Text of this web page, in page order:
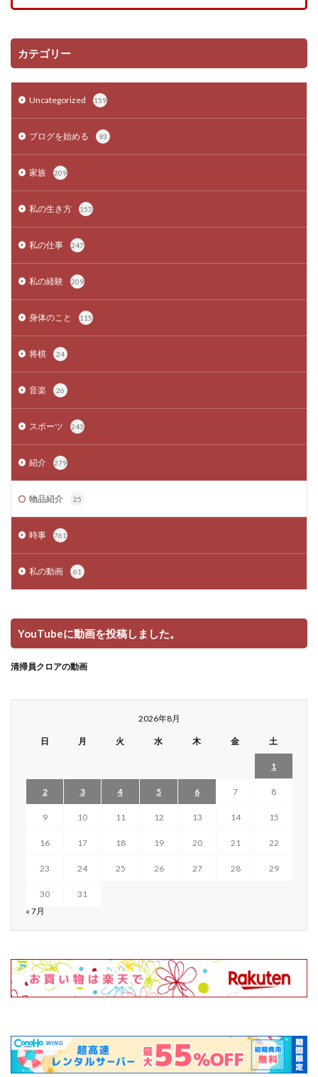
カテゴリー
Uncategorized 159
ブログを始める 93
家族 209
私の生き方 153
私の仕事 247
私の経験 209
身体のこと 115
将棋 24
音楽 26
スポーツ 243
紹介 279
物品紹介 25
時事 761
私の動画 61
YouTubeに動画を投稿しました。
清掃員クロアの動画
2026年8月
日 月 火 水 木 金 土
1
2 3 4 5 6 7 8
9 10 11 12 13 14 15
16 17 18 19 20 21 22
23 24 25 26 27 28 29
30
31
« 7月